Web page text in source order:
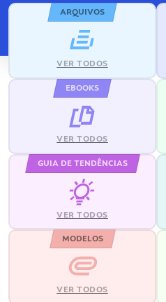
ARQUIVOS
VER TODOS
EBOOKS
VER TODOS
GUIA DE TENDÊNCIAS
VER TODOS
MODELOS
VER TODOS